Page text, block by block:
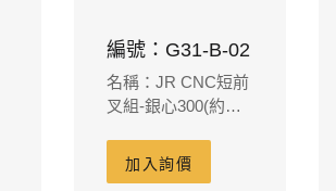
編號：G31-B-02
名稱：JR CNC短前
叉組-銀心300(約短
加入詢價